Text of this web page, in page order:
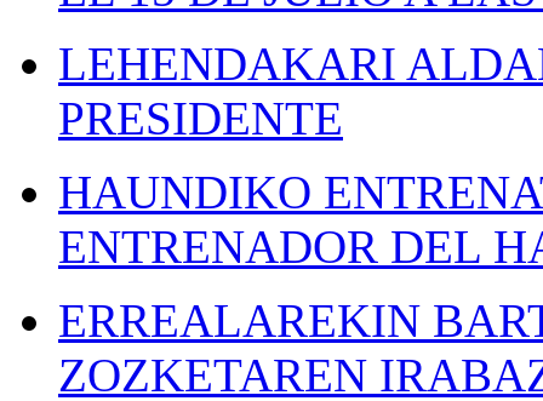
LEHENDAKARI
PRESIDENTE
HAUNDIKO
ENTRENADOR DEL
ERREALAREKIN
ZOZKETAREN